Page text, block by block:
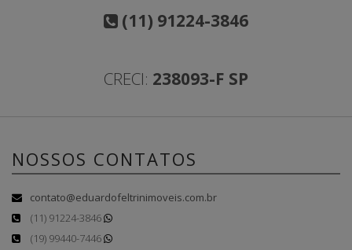
(11) 91224-3846
CRECI: 238093-F SP
NOSSOS CONTATOS
contato@eduardofeltrinimoveis.com.br
(11) 91224-3846
(19) 99440-7446